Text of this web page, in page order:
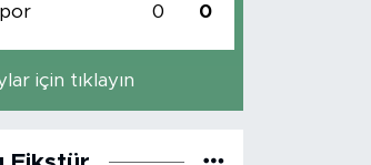
0 0
için tıklayın